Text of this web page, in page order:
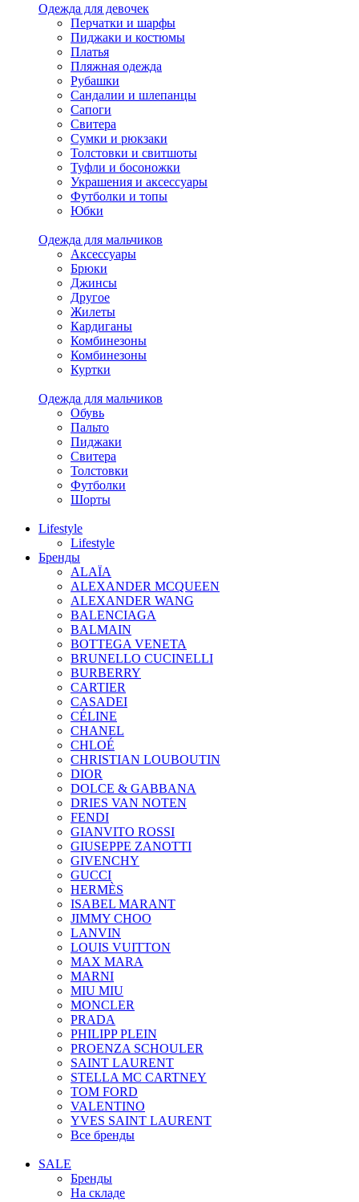
Одежда для девочек
Перчатки и шарфы
Пиджаки и костюмы
Платья
Пляжная одежда
Рубашки
Сандалии и шлепанцы
Сапоги
Свитера
Сумки и рюкзаки
Толстовки и свитшоты
Туфли и босоножки
Украшения и аксессуары
Футболки и топы
Юбки
Одежда для мальчиков
Аксессуары
Брюки
Джинсы
Другое
Жилеты
Кардиганы
Комбинезоны
Комбинезоны
Куртки
Одежда для мальчиков
Обувь
Пальто
Пиджаки
Свитера
Толстовки
Футболки
Шорты
Lifestyle
Lifestyle
Бренды
ALAÏA
ALEXANDER MCQUEEN
ALEXANDER WANG
BALENCIAGA
BALMAIN
BOTTEGA VENETA
BRUNELLO CUCINELLI
BURBERRY
CARTIER
CASADEI
CÉLINE
CHANEL
CHLOÉ
CHRISTIAN LOUBOUTIN
DIOR
DOLCE & GABBANA
DRIES VAN NOTEN
FENDI
GIANVITO ROSSI
GIUSEPPE ZANOTTI
GIVENCHY
GUCCI
HERMÈS
ISABEL MARANT
JIMMY CHOO
LANVIN
LOUIS VUITTON
MAX MARA
MARNI
MIU MIU
MONCLER
PRADA
PHILIPP PLEIN
PROENZA SCHOULER
SAINT LAURENT
STELLA MC CARTNEY
TOM FORD
VALENTINO
YVES SAINT LAURENT
Все бренды
SALE
Бренды
На складе